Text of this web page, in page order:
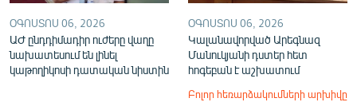
ՕԳՈՍՏՈՍ 06, 2026
ԱԺ ընդդիմադիր ուժերը վաղը
նախատեսում են լինել
կաթողիկոսի դատական նիստին
ՕԳՈՍՏՈՍ 06, 2026
Կալանավորված Արեգնազ
Մանուկյանի դստեր հետ
հոգեբան է աշխատում
Բոլոր հեռարձակումների արխիվը